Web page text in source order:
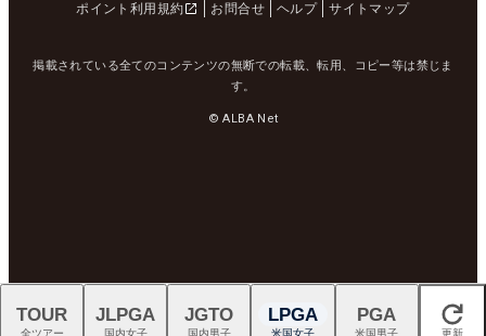
ポイント利用規約
お問合せ ヘルプ サイトマップ
掲載されている全てのコンテンツの無断での転載、転用、コピー等は禁じま
す。
© ALBA Net
閉じる
TOUR
全ツアー
JLPGA
国内女子
JGTO
国内男子
LPGA
米国女子
PGA
米国男子 更新